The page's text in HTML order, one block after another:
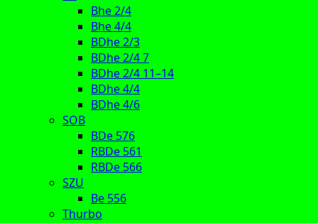
Bhe 2/4
Bhe 4/4
BDhe 2/3
BDhe 2/4 7
BDhe 2/4 11–14
BDhe 4/4
BDhe 4/6
SOB
BDe 576
RBDe 561
RBDe 566
SZU
Be 556
Thurbo